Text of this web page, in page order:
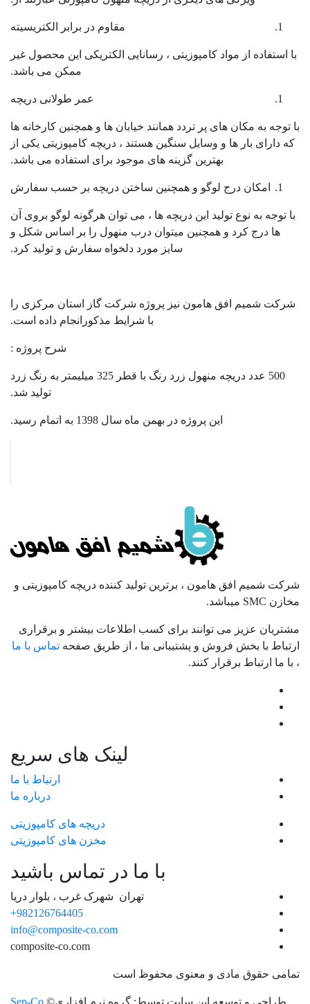
مقاوم در برابر الکتریسیته
با استفاده از مواد کامپوزیتی ، رسانایی الکتریکی این محصول غیر
ممکن می باشد.
عمر طولانی دریچه
با توجه به مکان های پر تردد همانند خیابان ها و همچنین کارخانه ها
که دارای بار ها و وسایل سنگین هستند ، دریچه کامپوزیتی یکی از
بهترین گزینه های موجود برای استفاده می باشد.
امکان درج لوگو و همچنین ساختن دریچه بر حسب سفارش
با توجه به نوع تولید این دریچه ها ، می توان هرگونه لوگو بروی آن
ها درج کرد و همچنین میتوان درب منهول را بر اساس شکل و
سایز مورد دلخواه سفارش و تولید کرد.
شرکت شمیم افق هامون نیز پروژه شرکت گاز استان مرکزی را
با شرایط مذکورانجام داده است.
شرح پروژه :
500 عدد دریچه منهول زرد رنگ با قطر 325 میلیمتر به رنگ زرد
تولید شد.
این پروژه در بهمن ماه سال 1398 به اتمام رسید.
شرکت شمیم افق هامون ، برترین تولید کننده دریچه کامپوزیتی و
مخازن SMC میباشد.
مشتریان عزیز می توانند برای کسب اطلاعات بیشتر و برقراری
ارتباط با بخش فروش و پشتیبانی ما ، از طریق صفحه تماس با ما
، با ما ارتباط برقرار کنند.
لینک های سریع
ارتباط با ما
درباره ما
دریچه های کامپوزیتی
مخزن های کامپوزیتی
با ما در تماس باشید
تهران شهرک غرب ، بلوار دریا
982126764405+
info@composite-co.com
composite-co.com
تمامی حقوق مادی و معنوی محفوظ است
طراحی و توسعه این سایت توسط: گروه نرم افزاری© Sep-Co